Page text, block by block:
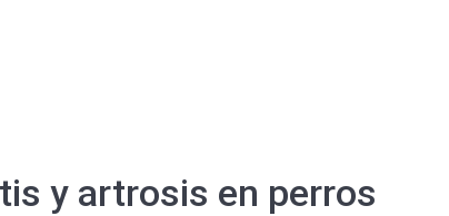
y artrosis en perros